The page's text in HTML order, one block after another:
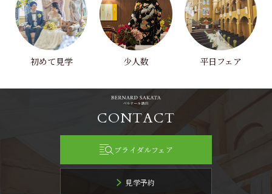
初めて見学 少人数 平日フェア
CONTACT
ブライダルフェア
見学予約